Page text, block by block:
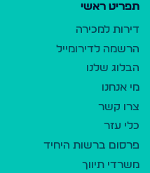
תפריט ראשי
דירות למכירה
הרשמה לדירומייל
הבלוג שלנו
מי אנחנו
צרו קשר
כלי עזר
פרסום ברשות היחיד
משרדי תיווך